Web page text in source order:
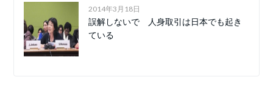
2014年3月18日
誤解しないで 人身取引は日本でも起き
ている